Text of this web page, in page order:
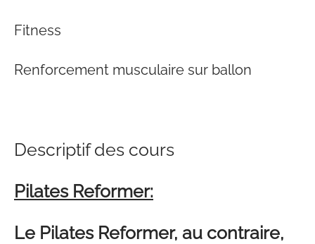
Fitness
Renforcement musculaire sur ballon
Descriptif des cours
Pilates Reformer:
Le Pilates Reformer, au contraire,